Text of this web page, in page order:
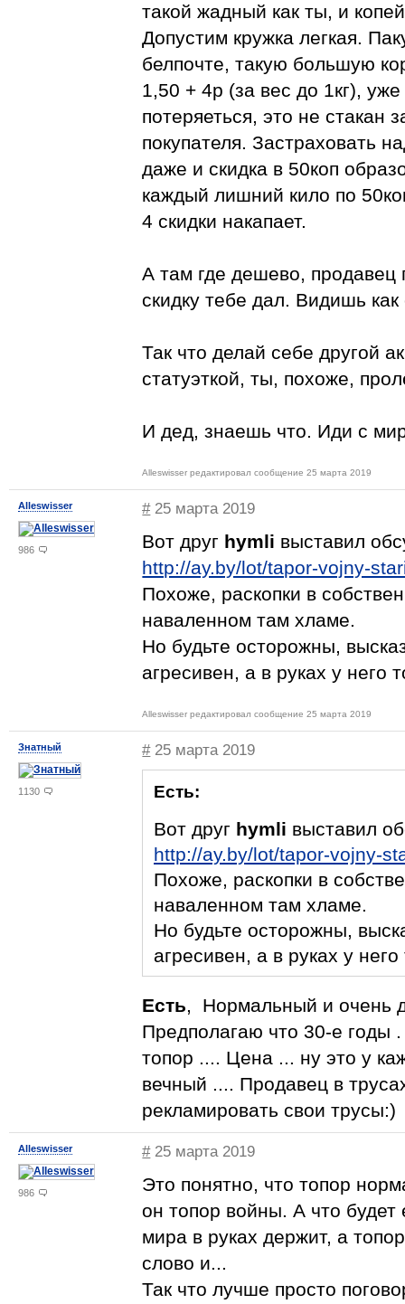
такой жадный как ты, и
Допустим кружка легкая.
белпочте, такую большую
1,50 + 4р (за вес до 1кг),
потеряеться, это не
покупателя. Застраховать
даже и скидка в 50коп
каждый лишний кило по
4 скидки накапает.
А там где дешево, продавец
скидку тебе дал. Видишь
Так что делай себе другой
статуэткой, ты, похоже,
И дед, знаешь что. Иди с
Alleswisser редактировал сообщение 25 марта 2019
Alleswisser
986
#25 марта 2019
Вот друг hymli выставил
http://ay.by/lot/tapor-vojny-
Похоже, раскопки в
наваленном там хламе.
Но будьте осторожны,
агресивен, а в руках у него
Alleswisser редактировал сообщение 25 марта 2019
Знатный
1130
#25 марта 2019
Есть:
Вот друг hymli выставил
http://ay.by/lot/tapor-vojny-
Похоже, раскопки в
наваленном там хламе.
Но будьте осторожны,
агресивен, а в руках у
Есть, Нормальный и очень
Предполагаю что 30-е годы
топор .... Цена ... ну это у
вечный .... Продавец в
рекламировать свои трусы:)
Alleswisser
986
#25 марта 2019
Это понятно, что топор
он топор войны. А что будет
мира в руках держит, а
слово и...
Так что лучше просто